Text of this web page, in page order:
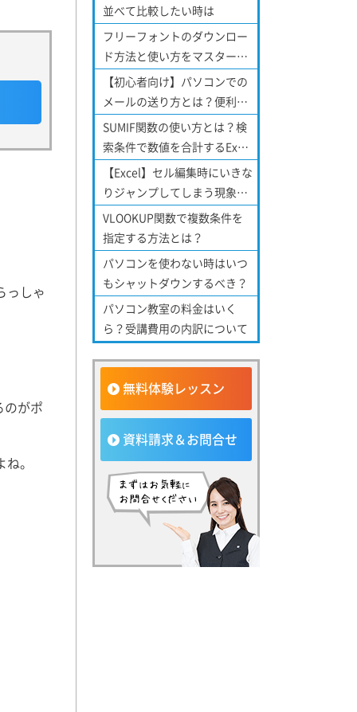
っしゃ
がポ
。
並べて比較したい時は
フリーフォントのダウンロー
ド方法と使い方をマスターし
よう！
【初心者向け】パソコンでの
メールの送り方とは？便利な
機能についてもご紹介！
SUMIF関数の使い方とは？検
索条件で数値を合計するExcel
関数について
【Excel】セル編集時にいきな
りジャンプしてしまう現象を
解消する方法！
VLOOKUP関数で複数条件を
指定する方法とは？
パソコンを使わない時はいつ
もシャットダウンするべき？
パソコン教室の料金はいく
ら？受講費用の内訳について
無料体験レッスン
資料請求＆お問合せ